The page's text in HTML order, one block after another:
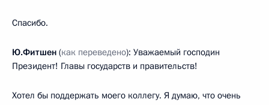
Спасибо.
Ю.Фитшен (как переведено): Уважаемый господин
Президент! Главы государств и правительств!
Хотел бы поддержать моего коллегу. Я думаю, что очень